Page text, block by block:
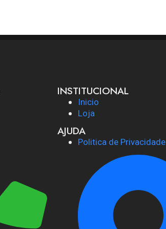
INSTITUCIONAL
Inicio
Loja
AJUDA
Politica de Privacidade